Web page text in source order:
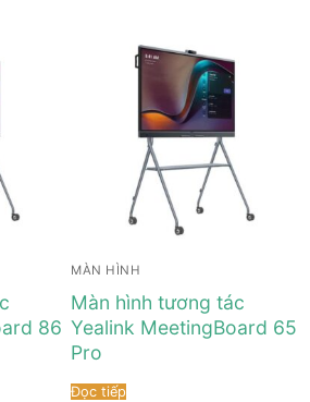
86
MÀN HÌNH
Màn hình tương tác
Yealink MeetingBoard 65
Pro
Đọc tiếp